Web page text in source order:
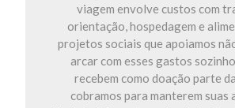
viagem envolve custos com
orientação, hospedagem e
projetos sociais que apoiamos
arcar com esses gastos
recebem como doação parte
cobramos para manterem suas